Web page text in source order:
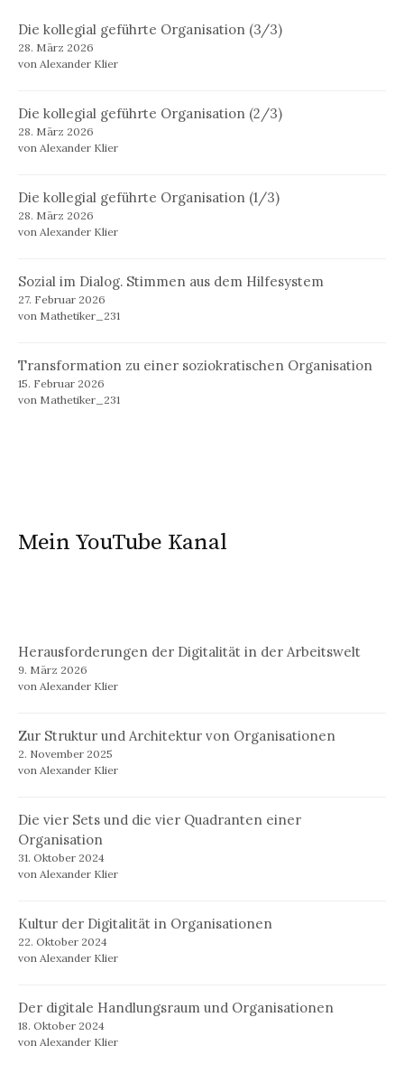
Die kollegial geführte Organisation (3/3)
28. März 2026
von Alexander Klier
Die kollegial geführte Organisation (2/3)
28. März 2026
von Alexander Klier
Die kollegial geführte Organisation (1/3)
28. März 2026
von Alexander Klier
Sozial im Dialog. Stimmen aus dem Hilfesystem
27. Februar 2026
von Mathetiker_231
Transformation zu einer soziokratischen Organisation
15. Februar 2026
von Mathetiker_231
Mein YouTube Kanal
Herausforderungen der Digitalität in der Arbeitswelt
9. März 2026
von Alexander Klier
Zur Struktur und Architektur von Organisationen
2. November 2025
von Alexander Klier
Die vier Sets und die vier Quadranten einer
Organisation
31. Oktober 2024
von Alexander Klier
Kultur der Digitalität in Organisationen
22. Oktober 2024
von Alexander Klier
Der digitale Handlungsraum und Organisationen
18. Oktober 2024
von Alexander Klier